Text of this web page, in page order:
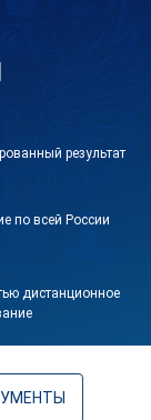
результат
по всей России
дистанционное